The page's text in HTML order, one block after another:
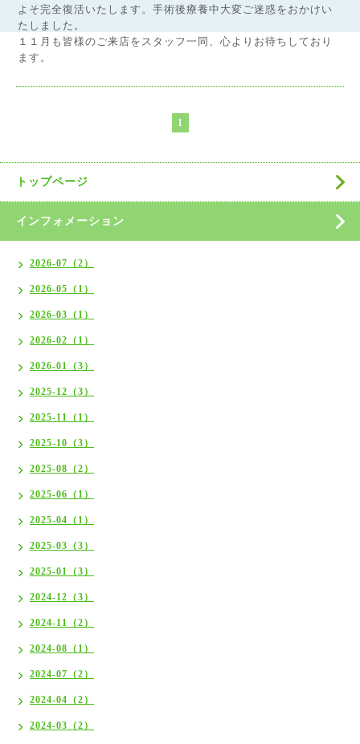
よそ完全復活いたします。手術後療養中大変ご迷惑をおかけい
たしました。
１１月も皆様のご来店をスタッフ一同、心よりお待ちしており
ます。
1
トップページ
インフォメーション
2026-07（2）
2026-05（1）
2026-03（1）
2026-02（1）
2026-01（3）
2025-12（3）
2025-11（1）
2025-10（3）
2025-08（2）
2025-06（1）
2025-04（1）
2025-03（3）
2025-01（3）
2024-12（3）
2024-11（2）
2024-08（1）
2024-07（2）
2024-04（2）
2024-03（2）